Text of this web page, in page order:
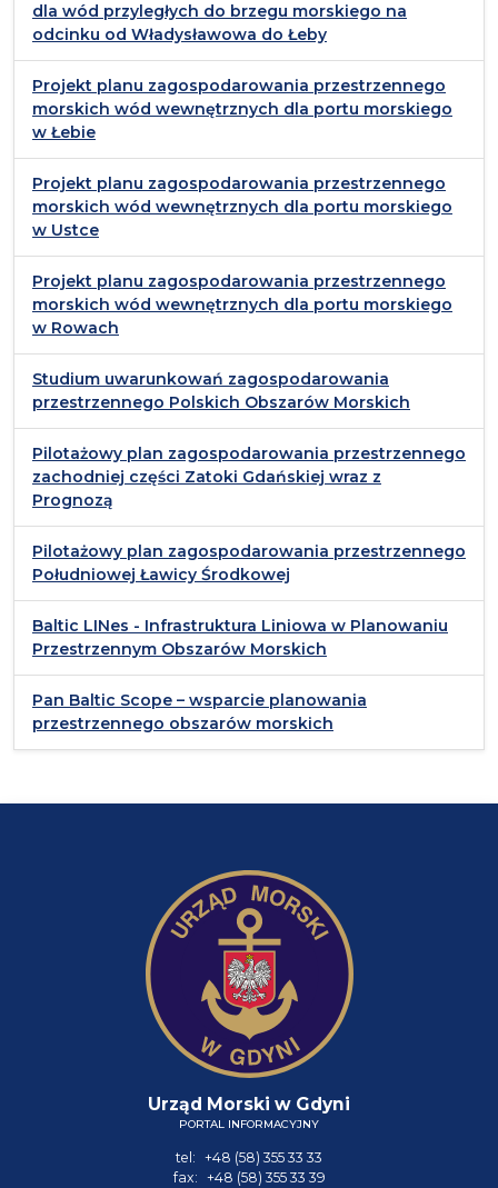
dla wód przyległych do brzegu morskiego na
odcinku od Władysławowa do Łeby
Projekt planu zagospodarowania przestrzennego
morskich wód wewnętrznych dla portu morskiego
w Łebie
Projekt planu zagospodarowania przestrzennego
morskich wód wewnętrznych dla portu morskiego
w Ustce
Projekt planu zagospodarowania przestrzennego
morskich wód wewnętrznych dla portu morskiego
w Rowach
Studium uwarunkowań zagospodarowania
przestrzennego Polskich Obszarów Morskich
Pilotażowy plan zagospodarowania przestrzennego
zachodniej części Zatoki Gdańskiej wraz z
Prognozą
Pilotażowy plan zagospodarowania przestrzennego
Południowej Ławicy Środkowej
Baltic LINes - Infrastruktura Liniowa w Planowaniu
Przestrzennym Obszarów Morskich
Pan Baltic Scope – wsparcie planowania
przestrzennego obszarów morskich
Urząd Morski w Gdyni
PORTAL INFORMACYJNY
tel: +48 (58) 355 33 33
fax: +48 (58) 355 33 39